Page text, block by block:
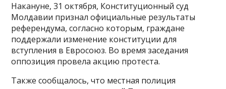
Накануне, 31 октября, Конституционный суд
Молдавии признал официальные результаты
референдума, согласно которым, граждане
поддержали изменение конституции для
вступления в Евросоюз. Во время заседания
оппозиция провела акцию протеста.
Также сообщалось, что местная полиция